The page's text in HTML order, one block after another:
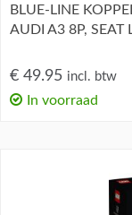
BLUE-LINE
AUDI A3 8P, SEAT
€ 49.95 incl. btw
In voorraad